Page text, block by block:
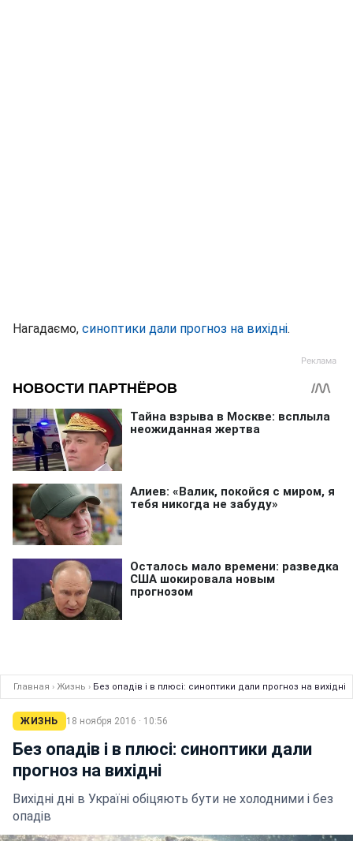
Нагадаємо, синоптики дали прогноз на вихідні.
Главная › Жизнь › Без опадів і в плюсі: синоптики дали прогноз на вихідні
ЖИЗНЬ 18 ноября 2016 · 10:56
Без опадів і в плюсі: синоптики дали
прогноз на вихідні
Вихідні дні в Україні обіцяють бути не холодними і без
опадів